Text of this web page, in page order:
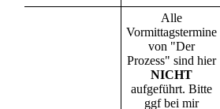
Alle
Vormittagstermine
von "Der
Prozess" sind hier
NICHT
aufgeführt. Bitte
ggf bei mir